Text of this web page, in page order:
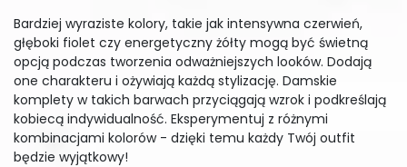
Bardziej wyraziste kolory, takie jak intensywna czerwień,
głęboki fiolet czy energetyczny żółty mogą być świetną
opcją podczas tworzenia odważniejszych looków. Dodają
one charakteru i ożywiają każdą stylizację. Damskie
komplety w takich barwach przyciągają wzrok i podkreślają
kobiecą indywidualność. Eksperymentuj z różnymi
kombinacjami kolorów - dzięki temu każdy Twój outfit
będzie wyjątkowy!